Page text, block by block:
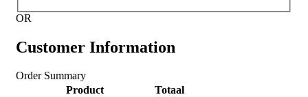
OR
Customer Information
Order Summary
Product
Totaal